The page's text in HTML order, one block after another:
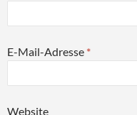
E-Mail-Adresse *
Website